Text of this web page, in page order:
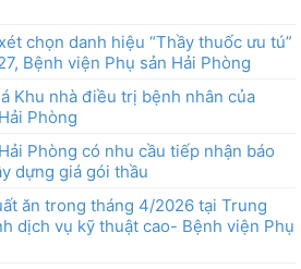
chọn danh hiệu “Thầy thuốc ưu tú”
Bệnh viện Phụ sản Hải Phòng
Khu nhà điều trị bệnh nhân của
Phòng
Phòng có nhu cầu tiếp nhận báo
dựng giá gói thầu
ăn trong tháng 4/2026 tại Trung
dịch vụ kỹ thuật cao- Bệnh viện Phụ